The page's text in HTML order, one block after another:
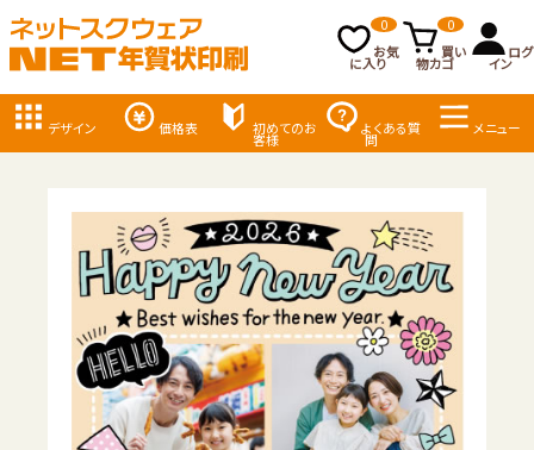
お気
に入り
0
買い
物カゴ
0
ログ
イン
デザイン 価格表 初めてのお
客様
よくある質
問
メニュー